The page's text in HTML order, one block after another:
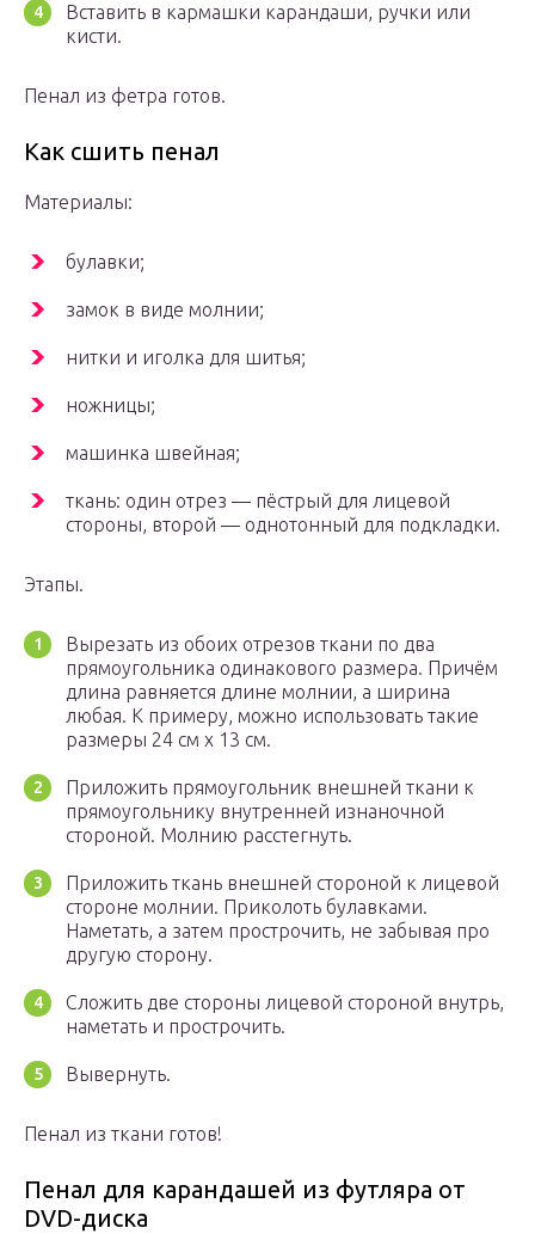
Вставить в кармашки карандаши, ручки или
кисти.
Пенал из фетра готов.
Как сшить пенал
Материалы:
булавки;
замок в виде молнии;
нитки и иголка для шитья;
ножницы;
машинка швейная;
ткань: один отрез — пёстрый для лицевой
стороны, второй — однотонный для подкладки.
Этапы.
Вырезать из обоих отрезов ткани по два
прямоугольника одинакового размера. Причём
длина равняется длине молнии, а ширина
любая. К примеру, можно использовать такие
размеры 24 см х 13 см.
Приложить прямоугольник внешней ткани к
прямоугольнику внутренней изнаночной
стороной. Молнию расстегнуть.
Приложить ткань внешней стороной к лицевой
стороне молнии. Приколоть булавками.
Наметать, а затем прострочить, не забывая про
другую сторону.
Сложить две стороны лицевой стороной внутрь,
наметать и прострочить.
Вывернуть.
Пенал из ткани готов!
Пенал для карандашей из футляра от
DVD-диска